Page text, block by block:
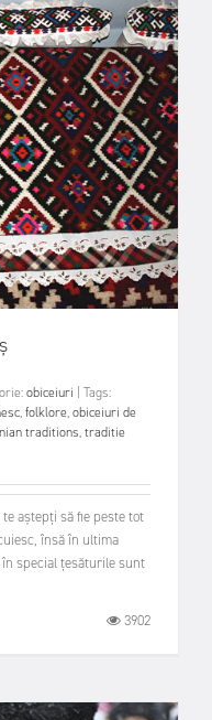
obiceiuri
Tags:
,folklore,obiceiuri de
traditions,traditie
aştepţi să fie peste tot
însă în ultima
special ţesăturile sunt
3902